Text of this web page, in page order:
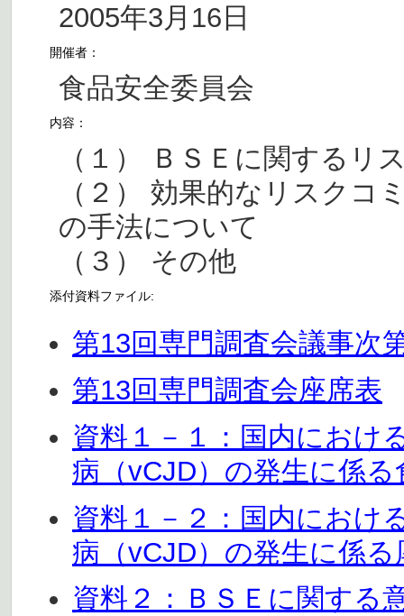
2005年3月16日
開催者：
食品安全委員会
内容：
（１） ＢＳＥに関するリ
（２） 効果的なリスクコ
の手法について
（３） その他
添付資料ファイル:
第13回専門調査会議事次
第13回専門調査会座席表
資料１－１：国内におけ
病（vCJD）の発生に係
資料１－２：国内におけ
病（vCJD）の発生に係
資料２：ＢＳＥに関する